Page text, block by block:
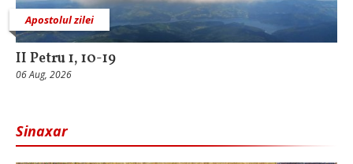
Apostolul zilei
II Petru 1, 10-19
06 Aug, 2026
Sinaxar